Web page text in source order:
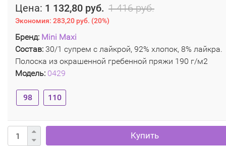
Цена: 1 132,80 руб. 1 416 руб.
Экономия: 283,20 руб. (20%)
Бренд: Mini Maxi
Состав: 30/1 супрем с лайкрой, 92% хлопок, 8% лайкра.
Полоска из окрашенной гребенной пряжи 190 г/м2
Модель: 0429
98 110
Купить